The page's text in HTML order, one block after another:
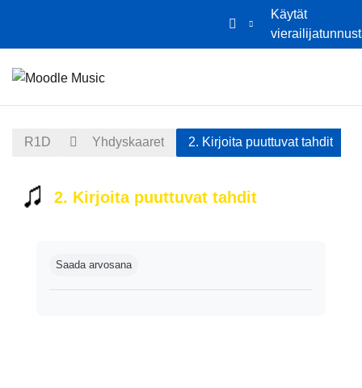
Käytät
R1D Yhdyskaaret 2. Kirjoita puuttuvat tahdit
2. Kirjoita puuttuvat tahdit
Saada arvosana